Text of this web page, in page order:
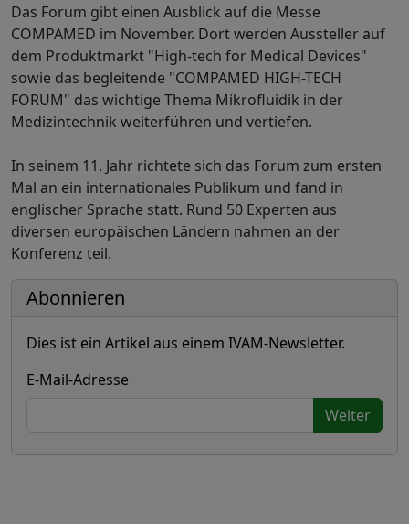
Das Forum gibt einen Ausblick auf die Messe
COMPAMED im November. Dort werden Aussteller auf
dem Produktmarkt "High-tech for Medical Devices"
sowie das begleitende "COMPAMED HIGH-TECH
FORUM" das wichtige Thema Mikrofluidik in der
Medizintechnik weiterführen und vertiefen.
In seinem 11. Jahr richtete sich das Forum zum ersten
Mal an ein internationales Publikum und fand in
englischer Sprache statt. Rund 50 Experten aus
diversen europäischen Ländern nahmen an der
Konferenz teil.
Abonnieren
Dies ist ein Artikel aus einem IVAM-Newsletter.
E-Mail-Adresse
Weiter